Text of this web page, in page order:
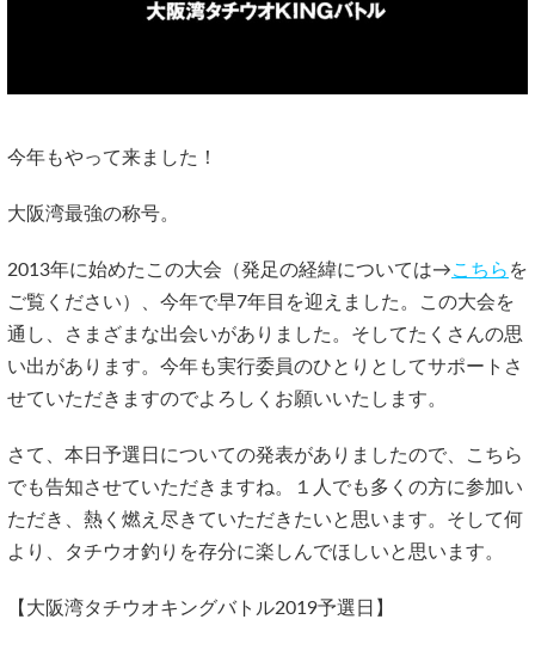
今年もやって来ました！
大阪湾最強の称号。
2013年に始めたこの大会（発足の経緯については→こちら を
ご覧ください）、今年で早7年目を迎えました。この大会を
通し、さまざまな出会いがありました。そしてたくさんの思
い出があります。今年も実行委員のひとりとしてサポートさ
せていただきますのでよろしくお願いいたします。
さて、本日予選日についての発表がありましたので、こちら
でも告知させていただきますね。１人でも多くの方に参加い
ただき、熱く燃え尽きていただきたいと思います。そして何
より、タチウオ釣りを存分に楽しんでほしいと思います。
【大阪湾タチウオキングバトル2019予選日】